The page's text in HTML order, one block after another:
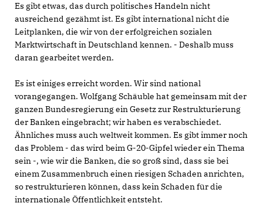
Es gibt etwas, das durch politisches Handeln nicht
ausreichend gezähmt ist. Es gibt international nicht die
Leitplanken, die wir von der erfolgreichen sozialen
Marktwirtschaft in Deutschland kennen. - Deshalb muss
daran gearbeitet werden.
Es ist einiges erreicht worden. Wir sind national
vorangegangen. Wolfgang Schäuble hat gemeinsam mit der
ganzen Bundesregierung ein Gesetz zur Restrukturierung
der Banken eingebracht; wir haben es verabschiedet.
Ähnliches muss auch weltweit kommen. Es gibt immer noch
das Problem - das wird beim G-20-Gipfel wieder ein Thema
sein -, wie wir die Banken, die so groß sind, dass sie bei
einem Zusammenbruch einen riesigen Schaden anrichten,
so restrukturieren können, dass kein Schaden für die
internationale Öffentlichkeit entsteht.